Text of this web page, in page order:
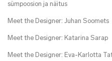
sümpoosion ja näitus
Meet the Designer: Juhan Soomets
Meet the Designer: Katarina Sarap
Meet the Designer: Eva-Karlotta